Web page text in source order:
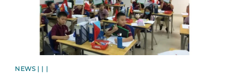
NEWS | | |